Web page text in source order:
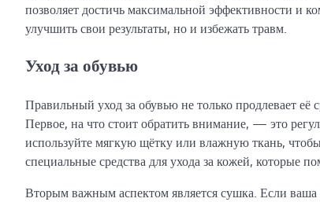
позволяет достичь максимальной эффективности и
улучшить свои результаты, но и избежать травм.
Уход за обувью
Правильный уход за обувью не только продлевает
Первое, на что стоит обратить внимание, — это
используйте мягкую щётку или влажную ткань,
специальные средства для ухода за кожей, которые
Вторым важным аспектом является сушка. Если ваша